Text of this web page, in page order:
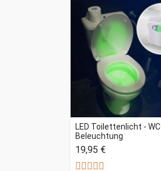
LED Toilettenlicht - WC
Beleuchtung
19,95 €